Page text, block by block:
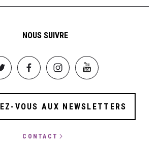
NOUS SUIVRE
Image Image Image
VOUS AUX NEWSLETTERS
CONTACT